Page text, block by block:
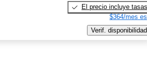
El precio incluye tasas
$364/mes
Verif. disponibilidad